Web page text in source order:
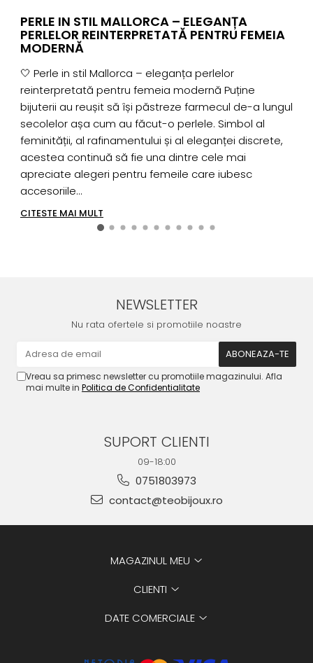
PERLE IN STIL MALLORCA – ELEGANȚA
PERLELOR REINTERPRETATĂ PENTRU FEMEIA
MODERNĂ
🤍 Perle in stil Mallorca – eleganța perlelor
reinterpretată pentru femeia modernă Puține
bijuterii au reușit să își păstreze farmecul de-a lungul
secolelor așa cum au făcut-o perlele. Simbol al
feminității, al rafinamentului și al eleganței discrete,
acestea continuă să fie una dintre cele mai
apreciate alegeri pentru femeile care iubesc
accesoriile...
CITESTE MAI MULT
NEWSLETTER
Nu rata ofertele si promotiile noastre
Vreau sa primesc newsletter cu promotiile magazinului. Afla
mai multe in Politica de Confidentialitate
SUPORT CLIENTI
09-18:00
0751803973
contact@teobijoux.ro
MAGAZINUL MEU
CLIENTI
DATE COMERCIALE